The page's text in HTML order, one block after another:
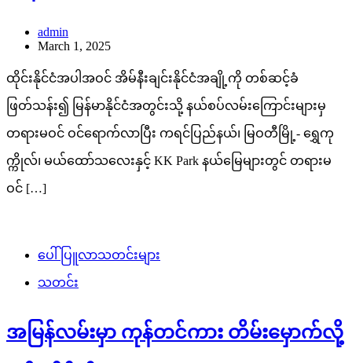
admin
March 1, 2025
ထိုင်းနိုင်ငံအပါအဝင် အိမ်နီးချင်းနိုင်ငံအချို့ကို တစ်ဆင့်ခံ
ဖြတ်သန်း၍ မြန်မာနိုင်ငံအတွင်းသို့ နယ်စပ်လမ်းကြောင်းများမှ
တရားမဝင် ဝင်ရောက်လာပြီး ကရင်ပြည်နယ်၊ မြဝတီမြို့- ရွှေကု
က္ကိုလ်၊ မယ်ထော်သလေးနှင့် KK Park နယ်မြေများတွင် တရားမ
ဝင် […]
ပေါ်ပြူလာသတင်းများ
သတင်း
အမြန်လမ်းမှာ ကုန်တင်ကား တိမ်းမှောက်လို့